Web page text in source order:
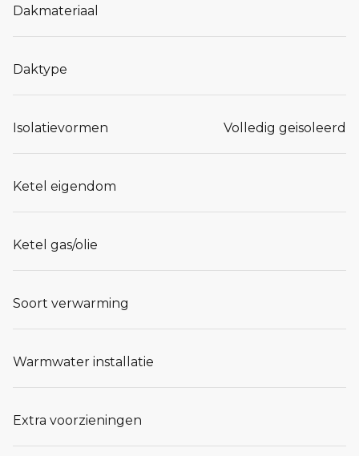
Dakmateriaal
Daktype
Isolatievormen Volledig geisoleerd
Ketel eigendom
Ketel gas/olie
Soort verwarming
Warmwater installatie
Extra voorzieningen